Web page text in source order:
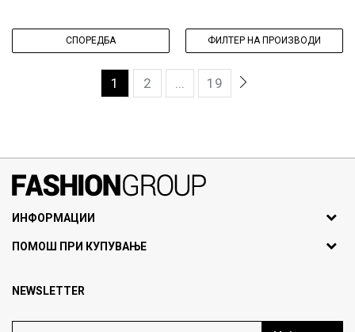
СПОРЕДБА ФИЛТЕР НА ПРОИЗВОДИ
1 2 ... 19
ИНФОРМАЦИИ
За нас
Продавници
ПОМОШ ПРИ КУПУВАЊЕ
Политика на приватност
NEWSLETTER